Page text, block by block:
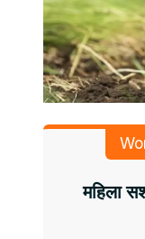
महिला